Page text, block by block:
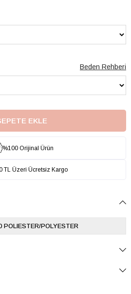
Beden Rehberi
%100 Orijinal Ürün
TL Üzeri Ücretsiz Kargo
POLIESTER/POLYESTER